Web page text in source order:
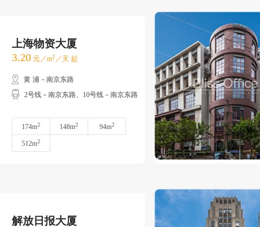
上海物资大厦
3.20 元／m2 ／天 起
黄 浦－南京东路
2号线－南京东路、10号线－南京东路
174m2 148m2 94m2
512m2
解放日报大厦